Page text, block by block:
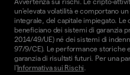
un'elevata volatilità e comportano
integrale, del capitale impiegato. Le
beneficiano dei sistemi di garanzia
2014/49/UE) né dei sistemi di
97/9/CE). Le performance storiche
garanzia di risultati futuri. Per una
l'Informativa sui Rischi